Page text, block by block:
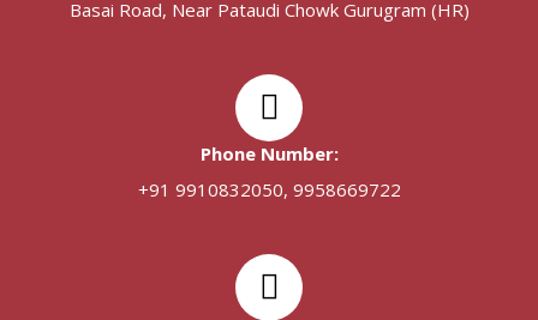
Basai Road, Near Pataudi Chowk Gurugram (HR)
Phone Number:
+91 9910832050, 9958669722